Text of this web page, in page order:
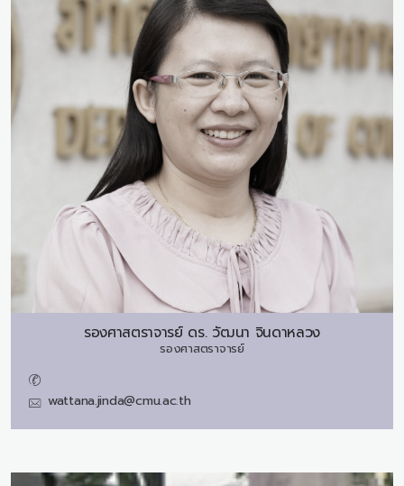
รองศาสตราจารย์ ดร. วัฒนา จินดาหลวง
รองศาสตราจารย์
wattana.jinda@cmu.ac.th